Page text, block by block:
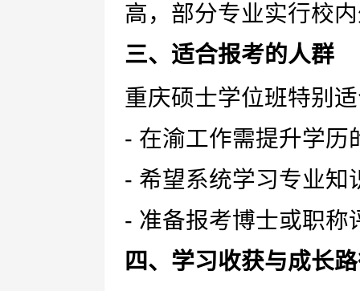
高，部分专业实行校
三、适合报考的人群
重庆硕士学位班特别
- 在渝工作需提升学历
- 希望系统学习专业知
- 准备报考博士或职称
四、学习收获与成长